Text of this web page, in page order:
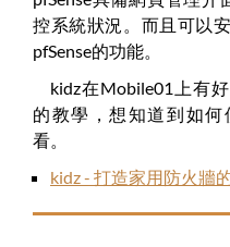
控系統狀況。而且可以
pfSense的功能。
kidz在Mobile01上有
的教學，想知道到如何
看。
kidz - 打造家用防火牆